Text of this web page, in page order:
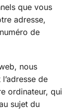
que vous
adresse,
de
nous
de
ordinateur, qui
sujet du